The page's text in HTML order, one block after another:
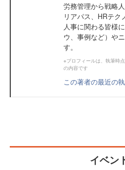
労務管理から戦略
リアパス、HRテク
人事に関わる皆様
ウ、事例など）や
す。
※プロフィールは、執筆時
の内容です
この著者の最近の
イベン